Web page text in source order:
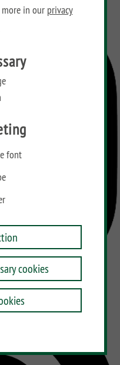
more in our privacy
font
cookies